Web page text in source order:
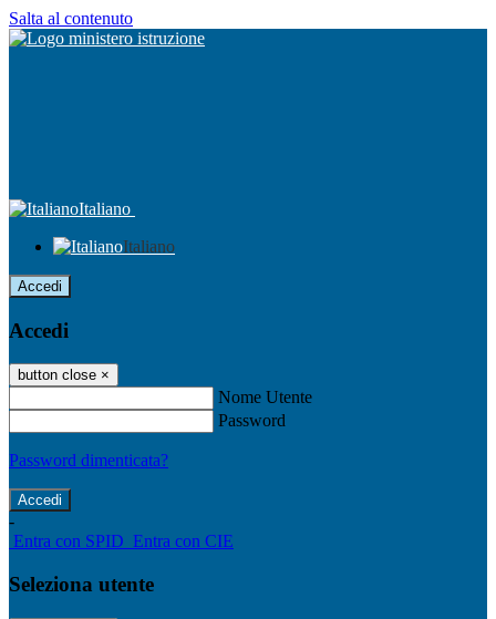
Salta al contenuto
Italiano
Italiano
Accedi
Accedi
button close ×
Nome Utente
Password
Password dimenticata?
-
Entra con SPID Entra con CIE
Seleziona utente